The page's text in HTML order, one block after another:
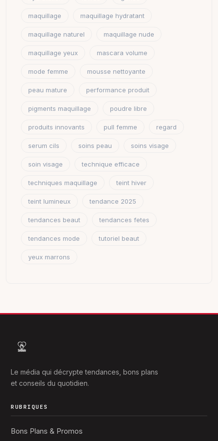
maquillage maquillage hydratant
maquillage naturel maquillage nude
maquillage yeux mascara volume
mode femme mousse nettoyante
peau mature performance produit
pigments maquillage poudre libre
produits innovants pull femme regard
serum cils soins peau soins visage
soin visage technique efficace
techniques maquillage teint hiver
teint lumineux tendance 2025
tendances beaut tendances fetes
tendances mode tutoriel beaut
yeux marrons
Le média qui décrypte tendances, bons plans
et conseils du quotidien.
RUBRIQUES
Bons Plans & Promos